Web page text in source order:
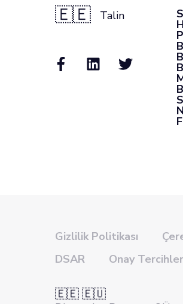
🇪🇪 Talin
Gizlilik Politikası
DSAR
Onay
🇪🇪 🇪🇺